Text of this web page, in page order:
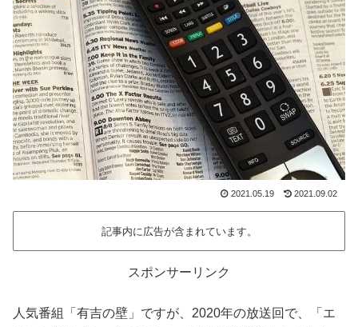
2021.05.19 2021.09.02
記事内に広告が含まれています。
スポンサーリンク
人気番組「有吉の壁」ですが、2020年の放送回で、「エ